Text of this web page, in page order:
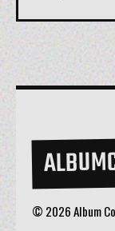
© 2026 Album